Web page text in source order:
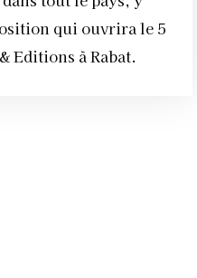
qui ouvrira le 5
Editions à Rabat.